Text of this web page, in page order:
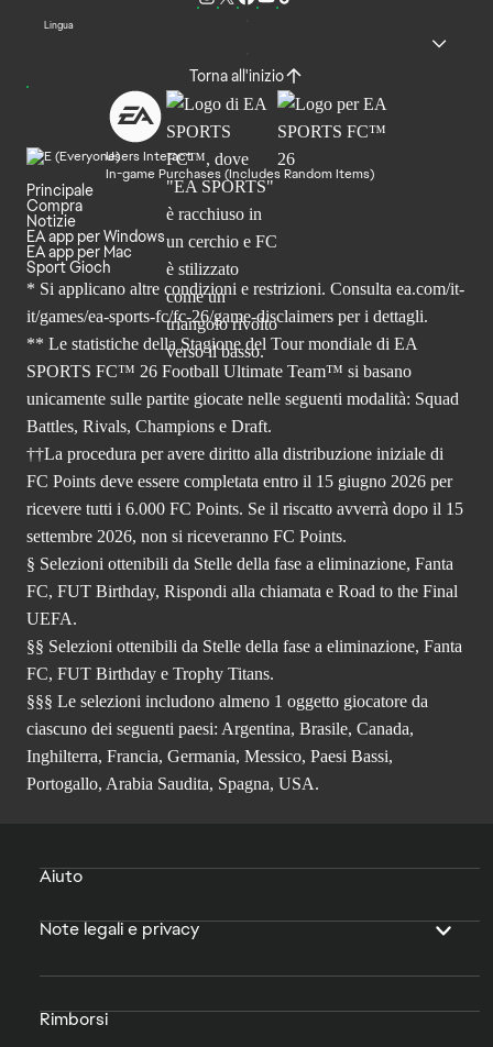
Lingua
Torna all'inizio
Users Interact
In-game Purchases (Includes Random Items)
Principale
Compra
Notizie
EA app per Windows
EA app per Mac
Sport Gioch
* Si applicano altre condizioni e restrizioni. Consulta ea.com/it-
it/games/ea-sports-fc/fc-26/game-disclaimers per i dettagli.
** Le statistiche della Stagione del Tour mondiale di EA
SPORTS FC™ 26 Football Ultimate Team™ si basano
unicamente sulle partite giocate nelle seguenti modalità: Squad
Battles, Rivals, Champions e Draft.
††La procedura per avere diritto alla distribuzione iniziale di
FC Points deve essere completata entro il 15 giugno 2026 per
ricevere tutti i 6.000 FC Points. Se il riscatto avverrà dopo il 15
settembre 2026, non si riceveranno FC Points.
§ Selezioni ottenibili da Stelle della fase a eliminazione, Fanta
FC, FUT Birthday, Rispondi alla chiamata e Road to the Final
UEFA.
§§ Selezioni ottenibili da Stelle della fase a eliminazione, Fanta
FC, FUT Birthday e Trophy Titans.
§§§ Le selezioni includono almeno 1 oggetto giocatore da
ciascuno dei seguenti paesi: Argentina, Brasile, Canada,
Inghilterra, Francia, Germania, Messico, Paesi Bassi,
Portogallo, Arabia Saudita, Spagna, USA.
Aiuto
Note legali e privacy
Rimborsi